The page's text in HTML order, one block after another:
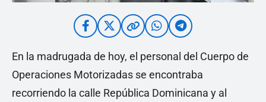
En la madrugada de hoy, el personal del Cuerpo de
Operaciones Motorizadas se encontraba
recorriendo la calle República Dominicana y al